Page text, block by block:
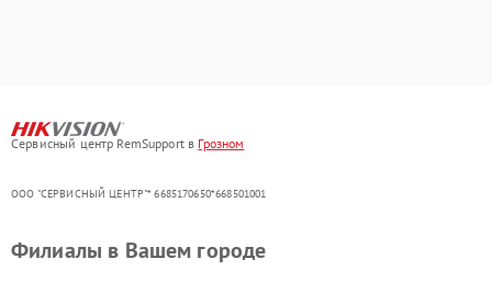
Сервисный центр RemSupport в Грозном
ООО "СЕРВИСНЫЙ ЦЕНТР"* 6685170650*668501001
Филиалы в Вашем городе